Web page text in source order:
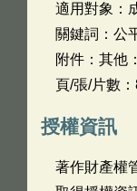
適用對象：
關鍵詞：公
附件：其他
頁/張/片數
授權資訊
著作財產權